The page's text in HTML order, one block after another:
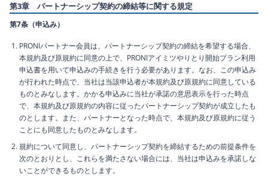
第3章 パートナーシップ契約の締結等に関する規定
第7条（申込み）
PRONIパートナー会員は、パートナーシップ契約の締結を希望する場合、
本規約及び原規約に同意の上で、PRONIアイミツやりとり開始プラン利用
申込書を用いて申込みの手続きを行う必要があります。なお、この申込み
が行われた時点で、当社は当該申込者が本規約及び原規約に同意している
ものとみなします。かかる申込みに当社が承諾の意思表示を行った時点
で、本規約及び原規約の内容に従ったパートナーシップ契約が成立したも
のとします。また、パートナーとなった時点で、本規約及び原規約に従う
ことにも同意したものとみなします。
規約について同意し、パートナーシップ契約を締結するための前提条件を
次のとおりとし、これらを満たさない場合には、当社は申込みを承諾しな
いことができるものとします。